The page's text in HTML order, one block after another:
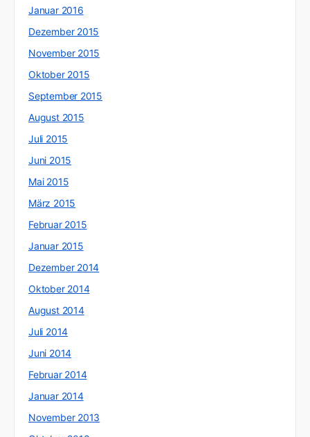
Januar 2016
Dezember 2015
November 2015
Oktober 2015
September 2015
August 2015
Juli 2015
Juni 2015
Mai 2015
März 2015
Februar 2015
Januar 2015
Dezember 2014
Oktober 2014
August 2014
Juli 2014
Juni 2014
Februar 2014
Januar 2014
November 2013